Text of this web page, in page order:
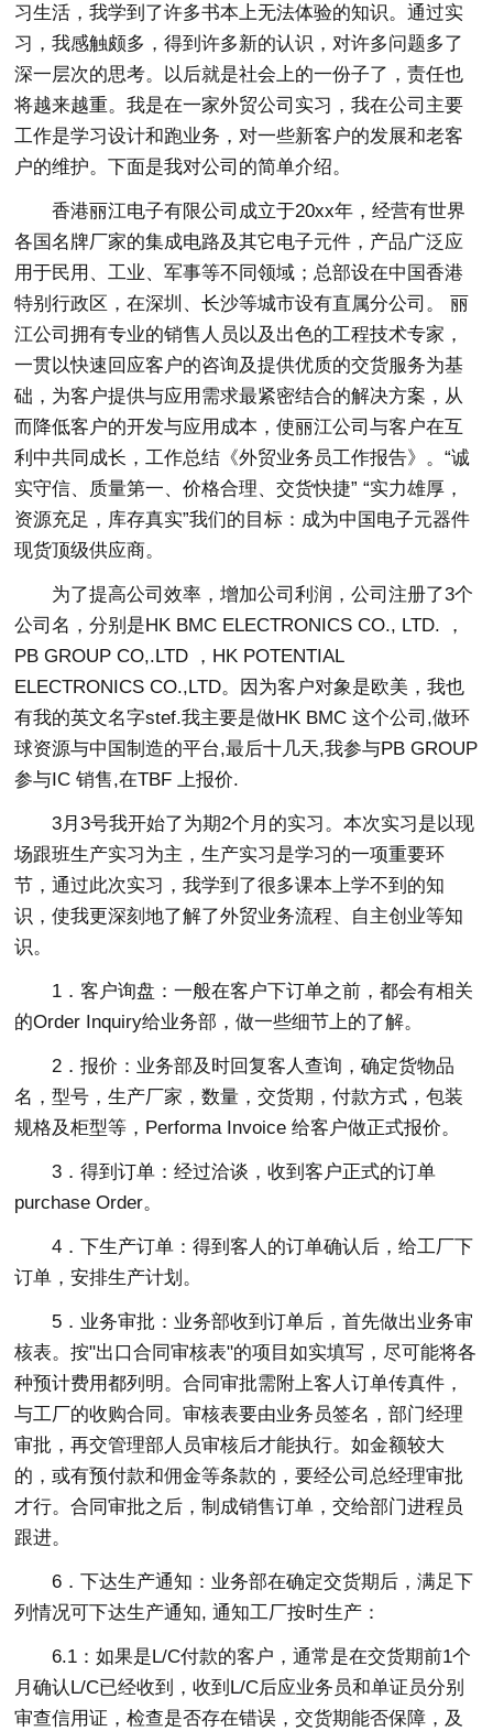
习生活，我学到了许多书本上无法体验的知识。通过实
习，我感触颇多，得到许多新的认识，对许多问题多了
深一层次的思考。以后就是社会上的一份子了，责任也
将越来越重。我是在一家外贸公司实习，我在公司主要
工作是学习设计和跑业务，对一些新客户的发展和老客
户的维护。下面是我对公司的简单介绍。
香港丽江电子有限公司成立于20xx年，经营有世界
各国名牌厂家的集成电路及其它电子元件，产品广泛应
用于民用、工业、军事等不同领域；总部设在中国香港
特别行政区，在深圳、长沙等城市设有直属分公司。 丽
江公司拥有专业的销售人员以及出色的工程技术专家，
一贯以快速回应客户的咨询及提供优质的交货服务为基
础，为客户提供与应用需求最紧密结合的解决方案，从
而降低客户的开发与应用成本，使丽江公司与客户在互
利中共同成长，工作总结《外贸业务员工作报告》。“诚
实守信、质量第一、价格合理、交货快捷” “实力雄厚，
资源充足，库存真实”我们的目标：成为中国电子元器件
现货顶级供应商。
为了提高公司效率，增加公司利润，公司注册了3个
公司名，分别是HK BMC ELECTRONICS CO., LTD. ，
PB GROUP CO,.LTD ，HK POTENTIAL
ELECTRONICS CO.,LTD。因为客户对象是欧美，我也
有我的英文名字stef.我主要是做HK BMC 这个公司,做环
球资源与中国制造的平台,最后十几天,我参与PB GROUP
参与IC 销售,在TBF 上报价.
3月3号我开始了为期2个月的实习。本次实习是以现
场跟班生产实习为主，生产实习是学习的一项重要环
节，通过此次实习，我学到了很多课本上学不到的知
识，使我更深刻地了解了外贸业务流程、自主创业等知
识。
1．客户询盘：一般在客户下订单之前，都会有相关
的Order Inquiry给业务部，做一些细节上的了解。
2．报价：业务部及时回复客人查询，确定货物品
名，型号，生产厂家，数量，交货期，付款方式，包装
规格及柜型等，Performa Invoice 给客户做正式报价。
3．得到订单：经过洽谈，收到客户正式的订单
purchase Order。
4．下生产订单：得到客人的订单确认后，给工厂下
订单，安排生产计划。
5．业务审批：业务部收到订单后，首先做出业务审
核表。按"出口合同审核表"的项目如实填写，尽可能将各
种预计费用都列明。合同审批需附上客人订单传真件，
与工厂的收购合同。审核表要由业务员签名，部门经理
审批，再交管理部人员审核后才能执行。如金额较大
的，或有预付款和佣金等条款的，要经公司总经理审批
才行。合同审批之后，制成销售订单，交给部门进程员
跟进。
6．下达生产通知：业务部在确定交货期后，满足下
列情况可下达生产通知, 通知工厂按时生产：
6.1：如果是L/C付款的客户，通常是在交货期前1个
月确认L/C已经收到，收到L/C后应业务员和单证员分别
审查信用证，检查是否存在错误，交货期能否保障，及